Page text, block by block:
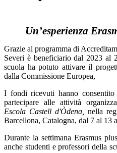
Un’esperienza
Grazie al programma di
Severi è beneficiario dal 2023 al
scuola ha potuto attivare il
dalla Commissione Europea,
I fondi ricevuti hanno
partecipare alle attività
Escola Castell d'Òdena, nella
Barcellona, Catalogna, dal 7 al 13
Durante la settimana Erasmus
anche studenti e professori della